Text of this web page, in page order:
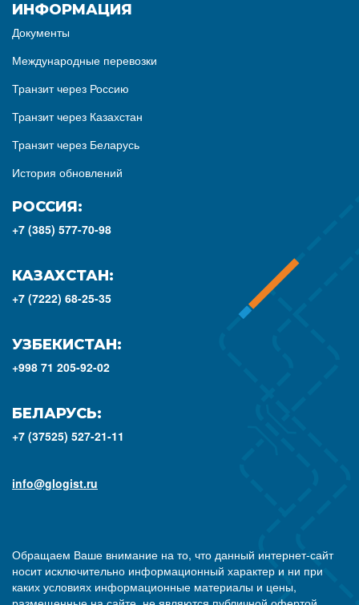
ИНФОРМАЦИЯ
Документы
Международные перевозки
Транзит через Россию
Транзит через Казахстан
Транзит через Беларусь
История обновлений
РОССИЯ:
+7 (385) 577-70-98
КАЗАХСТАН:
+7 (7222) 68-25-35
УЗБЕКИСТАН:
+998 71 205-92-02
БЕЛАРУСЬ:
+7 (37525) 527-21-11
info@glogist.ru
Обращаем Ваше внимание на то, что данный интернет-сайт
носит исключительно информационный характер и ни при
каких условиях информационные материалы и цены,